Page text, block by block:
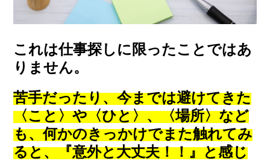
これは仕事探しに限ったことではあ
りません。
苦手だったり、今までは避けてきた
〈こと〉や〈ひと〉、〈場所〉など
も、何かのきっかけでまた触れてみ
ると、『意外と大丈夫！！』と感じ